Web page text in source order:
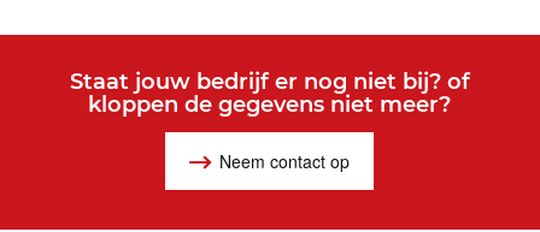
Staat jouw bedrijf er nog niet bij? of
kloppen de gegevens niet meer?
Neem contact op